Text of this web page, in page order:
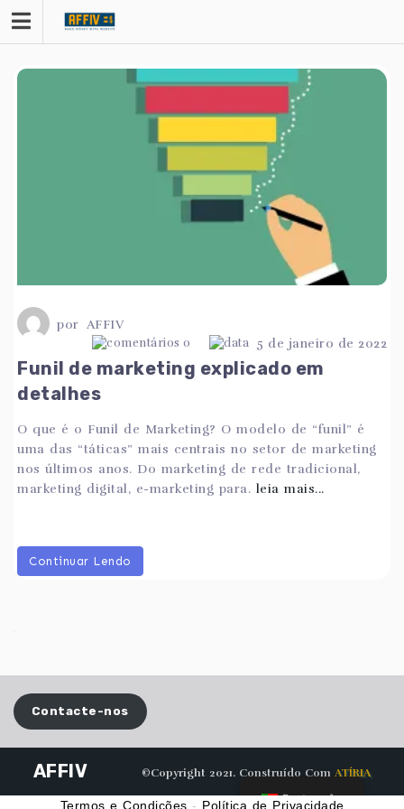
Saltar
para
o
conteúdo
por AFFIV
0 5 de janeiro de 2022
Funil de marketing explicado em
detalhes
O que é o Funil de Marketing? O modelo de “funil” é
uma das “táticas” mais centrais no setor de marketing
nos últimos anos. Do marketing de rede tradicional,
marketing digital, e-marketing para. leia mais...
Continuar Lendo
Contacte-nos
AFFIV ©Copyright 2021. Construído Com ATÍRIA
Português
Termos e Condições - Política de Privacidade